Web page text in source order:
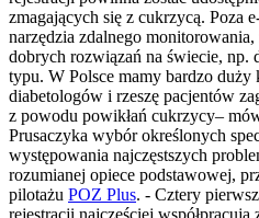
zmagających się z cukrzycą. Poza
narzędzia zdalnego monitorowania,
dobrych rozwiązań na świecie, np.
typu. W Polsce mamy bardzo duży
diabetologów i rzeszę pacjentów
z powodu powikłań cukrzycy–
Prusaczyka wybór określonych
występowania najczęstszych
rozumianej opiece podstawowej,
pilotażu POZ Plus. - Cztery
rejestracji najczęściej